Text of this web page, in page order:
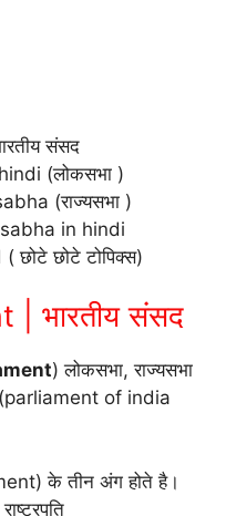
संसद
(लोकसभा )
(राज्यसभा )
in hindi
छोटे टोपिक्स)
| भारतीय संसद
) लोकसभा, राज्यसभा
(parliament of india
के तीन अंग होते है।